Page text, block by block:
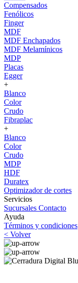
Compensados
Fenólicos
Finger
MDF
MDF Enchapados
MDF Melamínicos
MDP
Placas
Egger
+
Blanco
Color
Crudo
Fibraplac
+
Blanco
Color
Crudo
MDP
HDF
Duratex
Optimizador de cortes
Servicios
Sucursales Contacto
Ayuda
Términos y condiciones
< Volver